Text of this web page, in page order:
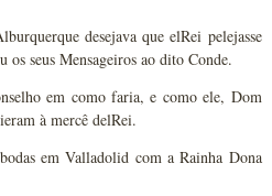
desejava que elRei pelejasse
seus Mensageiros ao dito Conde.
em como faria, e como ele, Dom
à mercê delRei.
em Valladolid com a Rainha Dona